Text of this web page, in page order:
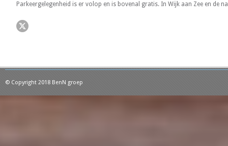
Parkeergelegenheid is er volop en is bovenal gratis. In Wijk aan Zee en de
© Copyright 2018 BenN groep